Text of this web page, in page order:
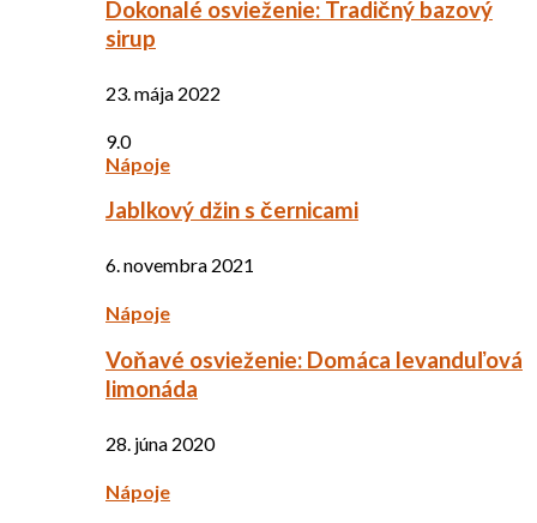
Dokonalé osvieženie: Tradičný bazový
sirup
23. mája 2022
9.0
Nápoje
Jablkový džin s černicami
6. novembra 2021
Nápoje
Voňavé osvieženie: Domáca levanduľová
limonáda
28. júna 2020
Nápoje